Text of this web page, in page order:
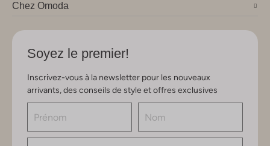
Chez Omoda
Soyez le premier!
Inscrivez-vous à la newsletter pour les nouveaux
arrivants, des conseils de style et offres exclusives